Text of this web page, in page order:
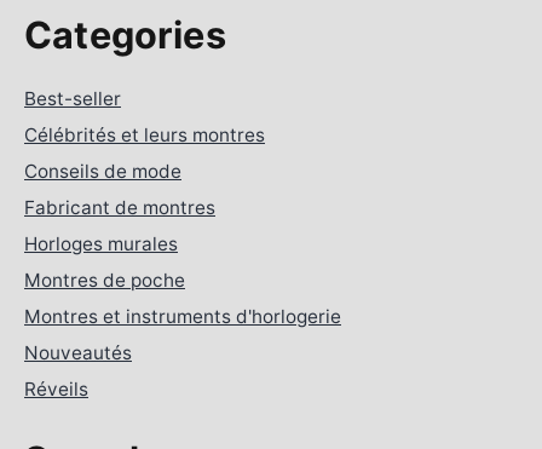
Categories
Best-seller
Célébrités et leurs montres
Conseils de mode
Fabricant de montres
Horloges murales
Montres de poche
Montres et instruments d'horlogerie
Nouveautés
Réveils